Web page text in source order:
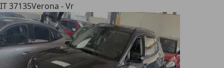
IT 37135Verona - Vr